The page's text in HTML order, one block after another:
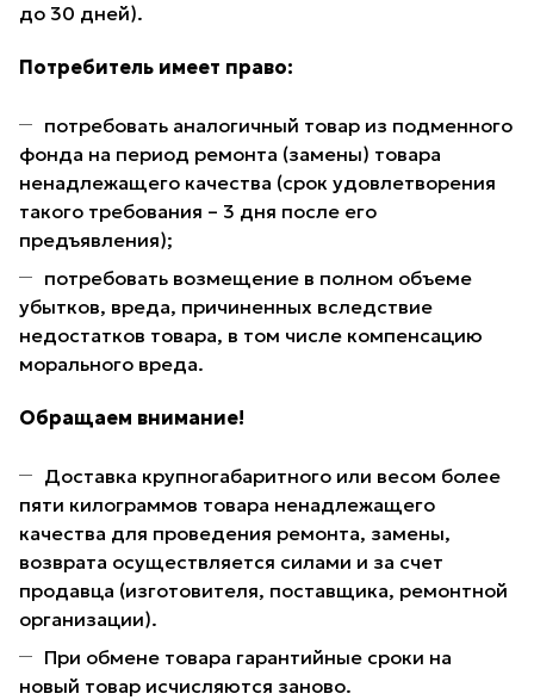
до 30 дней).
Потребитель имеет право:
потребовать аналогичный товар из подменного
фонда на период ремонта (замены) товара
ненадлежащего качества (срок удовлетворения
такого требования – 3 дня после его
предъявления);
потребовать возмещение в полном объеме
убытков, вреда, причиненных вследствие
недостатков товара, в том числе компенсацию
морального вреда.
Обращаем внимание!
Доставка крупногабаритного или весом более
пяти килограммов товара ненадлежащего
качества для проведения ремонта, замены,
возврата осуществляется силами и за счет
продавца (изготовителя, поставщика, ремонтной
организации).
При обмене товара гарантийные сроки на
новый товар исчисляются заново.